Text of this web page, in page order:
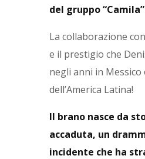
del gruppo
La collaborazione
e il prestigio che
negli anni in Messico
dell’America Latina!
Il brano nasce da
accaduta, un
incidente che ha